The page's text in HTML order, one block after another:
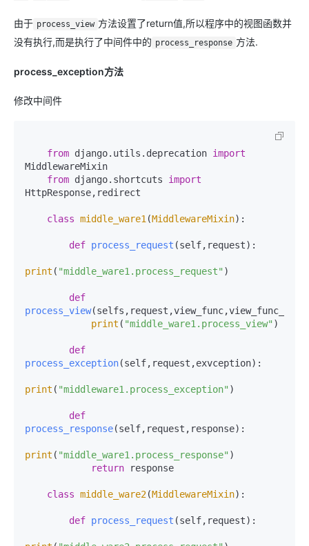
由于 process_view 方法设置了return值,所以程序中的视图函数并
没有执行,而是执行了中间件中的 process_response 方法.
process_exception方法
修改中间件
from django.utils.deprecation import
MiddlewareMixin
from django.shortcuts import
HttpResponse,redirect
class middle_ware1 (MiddlewareMixin):
def process_request (self,request):
print ( "middle_ware1.process_request" )
def
process_view(
print ( "middle_ware1.process_view" )
def
process_exception(self,request,exvception):
print ( "middleware1.process_exception" )
def
process_response(self,request,response):
print ( "middle_ware1.process_response" )
return response
class middle_ware2(MiddlewareMixin):
def process_request (self,request):